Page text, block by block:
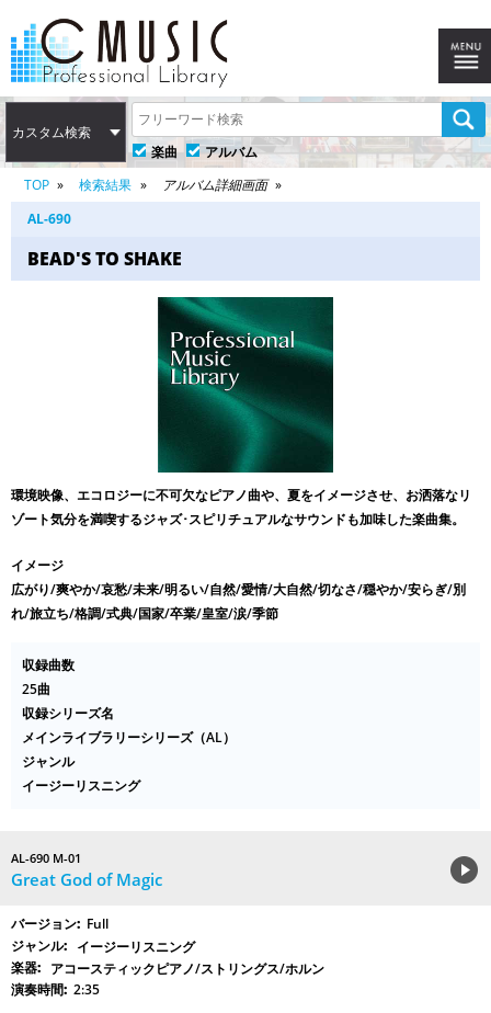
カスタム検索
楽曲
アルバム
TOP
検索結果
アルバム詳細画面
AL-690
BEAD'S TO SHAKE
環境映像、エコロジーに不可欠なピアノ曲や、夏をイメージさせ、お洒落なリ
ゾート気分を満喫するジャズ･スピリチュアルなサウンドも加味した楽曲集。
イメージ
広がり/爽やか/哀愁/未来/明るい/自然/愛情/大自然/切なさ/穏やか/安らぎ/別
れ/旅立ち/格調/式典/国家/卒業/皇室/涙/季節
収録曲数
25曲
収録シリーズ名
メインライブラリーシリーズ（AL）
ジャンル
イージーリスニング
AL-690 M-01
Great God of Magic
Full
イージーリスニング
アコースティックピアノ/ストリングス/ホルン
2:35